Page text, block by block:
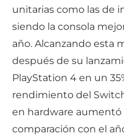
unitarias como las de
siendo la consola
año. Alcanzando esta
después de su
PlayStation 4 en un
rendimiento del
en hardware
comparación con el